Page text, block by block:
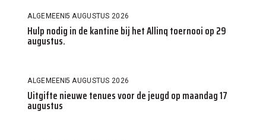
ALGEMEEN5 AUGUSTUS 2026
Hulp nodig in de kantine bij het Allinq toernooi op 29
augustus.
ALGEMEEN5 AUGUSTUS 2026
Uitgifte nieuwe tenues voor de jeugd op maandag 17
augustus